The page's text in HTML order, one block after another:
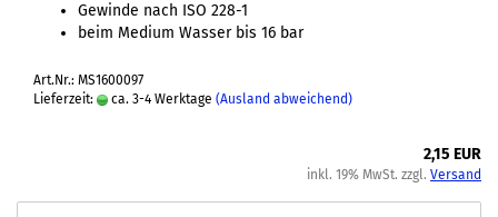
Gewinde nach ISO 228-1
beim Medium Wasser bis 16 bar
Art.Nr.: MS1600097
Lieferzeit:
ca. 3-4 Werktage (Ausland abweichend)
2,15 EUR
inkl. 19% MwSt. zzgl. Versand